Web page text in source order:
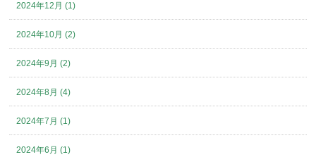
2024年12月 (1)
2024年10月 (2)
2024年9月 (2)
2024年8月 (4)
2024年7月 (1)
2024年6月 (1)